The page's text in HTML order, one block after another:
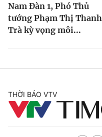
Nam Đàn 1, Phó Thủ
tướng Phạm Thị Thanh
Trà kỳ vọng môi...
THỜI BÁO VTV